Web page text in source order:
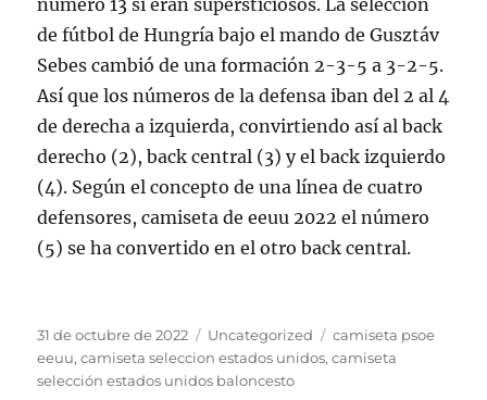
número 13 si eran supersticiosos. La selección
de fútbol de Hungría bajo el mando de Gusztáv
Sebes cambió de una formación 2-3-5 a 3-2-5.
Así que los números de la defensa iban del 2 al 4
de derecha a izquierda, convirtiendo así al back
derecho (2), back central (3) y el back izquierdo
(4). Según el concepto de una línea de cuatro
defensores, camiseta de eeuu 2022 el número
(5) se ha convertido en el otro back central.
Publicado
el
31 de octubre de 2022 Categorías
Uncategorized Etiquetas
camiseta psoe
eeuu,camiseta seleccion estados unidos,camiseta
selección estados unidos baloncesto